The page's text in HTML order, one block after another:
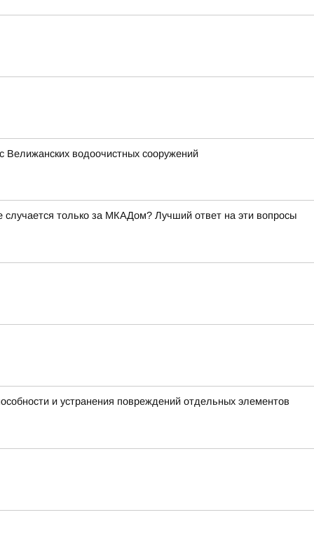
Велижанских водоочистных сооружений
только за МКАДом? Лучший ответ на эти вопросы
и устранения повреждений отдельных элементов